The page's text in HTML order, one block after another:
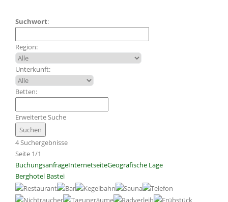
Suchwort:
Region:
Unterkunft:
Betten:
Erweiterte Suche
4 Suchergebnisse
Seite 1/1
BuchungsanfrageInternetseiteGeografische Lage
Berghotel Bastei